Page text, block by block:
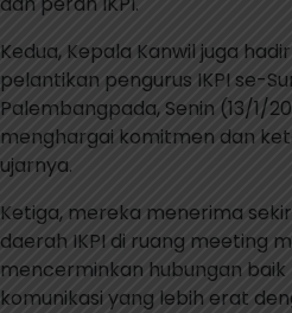
Kedua, Kepala Kanwil juga
pelantikan pengurus IKPI se-
Palembangpada, Senin (13/1/
menghargai komitmen dan
ujarnya.
Ketiga, mereka menerima
daerah IKPI di ruang meeting
mencerminkan hubungan baik
komunikasi yang lebih erat